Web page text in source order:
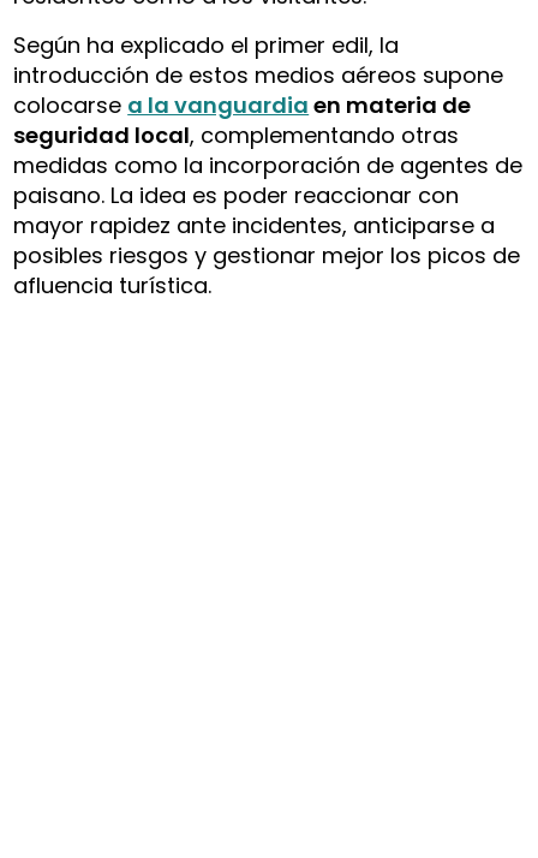
Según ha explicado el primer edil, la
introducción de estos medios aéreos supone
colocarse a la vanguardia en materia de
seguridad local, complementando otras
medidas como la incorporación de agentes de
paisano. La idea es poder reaccionar con
mayor rapidez ante incidentes, anticiparse a
posibles riesgos y gestionar mejor los picos de
afluencia turística.